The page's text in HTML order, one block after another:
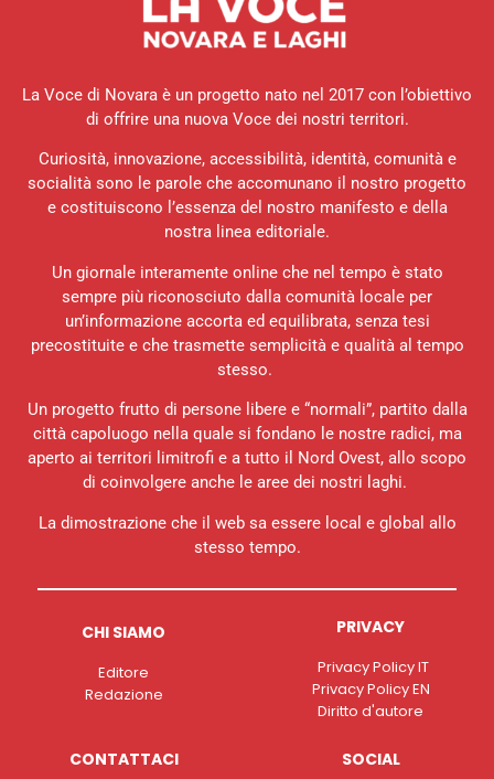
La Voce di Novara è un progetto nato nel 2017 con l’obiettivo
di offrire una nuova Voce dei nostri territori.
Curiosità, innovazione, accessibilità, identità, comunità e
socialità sono le parole che accomunano il nostro progetto
e costituiscono l’essenza del nostro manifesto e della
nostra linea editoriale.
Un giornale interamente online che nel tempo è stato
sempre più riconosciuto dalla comunità locale per
un’informazione accorta ed equilibrata, senza tesi
precostituite e che trasmette semplicità e qualità al tempo
stesso.
Un progetto frutto di persone libere e “normali”, partito dalla
città capoluogo nella quale si fondano le nostre radici, ma
aperto ai territori limitrofi e a tutto il Nord Ovest, allo scopo
di coinvolgere anche le aree dei nostri laghi.
La dimostrazione che il web sa essere local e global allo
stesso tempo.
CHI SIAMO
Editore
Redazione
PRIVACY
Privacy Policy IT
Privacy Policy EN
Diritto d'autore
CONTATTACI SOCIAL